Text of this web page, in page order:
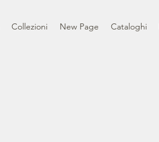
Collezioni New Page Cataloghi